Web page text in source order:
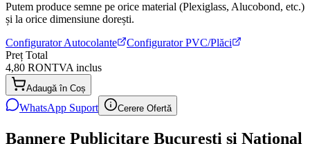
Putem produce semne pe orice material (Plexiglass, Alucobond, etc.)
și la orice dimensiune dorești.
Configurator Autocolante
Configurator PVC/Plăci
Preț Total
4,80 RONTVA inclus
Adaugă în Coș
WhatsApp Suport Cerere Ofertă
Bannere Publicitare București și Național